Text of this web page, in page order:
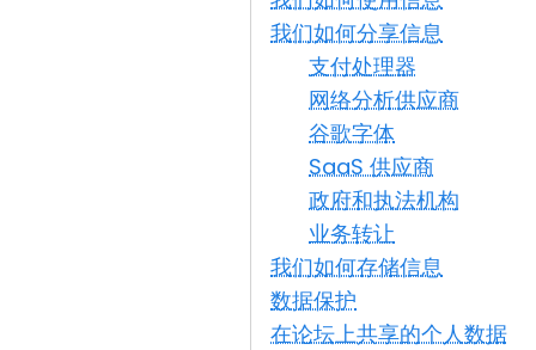
我们如何分享信息
支付处理器
网络分析供应商
谷歌字体
SaaS 供应商
政府和执法机构
业务转让
我们如何存储信息
数据保护
在论坛上共享的个人数据